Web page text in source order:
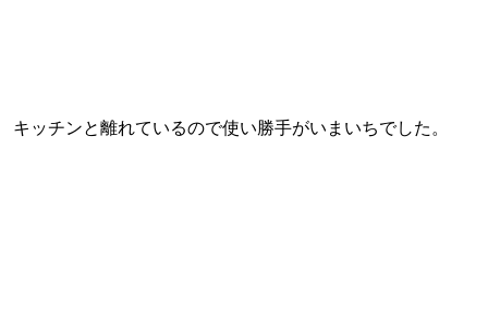
キッチンと離れているので使い勝手がいまいちでした。